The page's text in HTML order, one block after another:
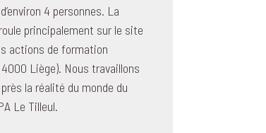
4 personnes. La
principalement sur le site
actions de formation
Liège). Nous travaillons
la réalité du monde du
Le Tilleul.